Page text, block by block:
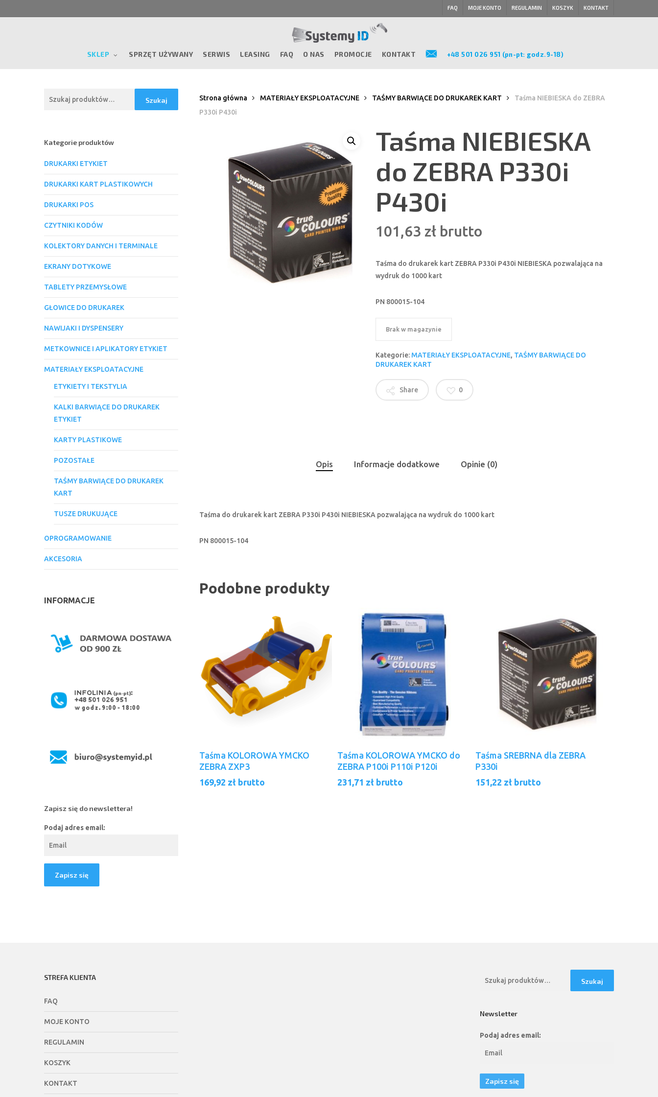
to
FAQ MOJE KONTO REGULAMIN KOSZYK KONTAKT
SKLEP SPRZĘT UŻYWANY SERWIS LEASING FAQ O NAS PROMOCJE KONTAKT +48 501 026 951 (pn-pt: godz.9-18)
Szukaj
Kategorie produktów
DRUKARKI ETYKIET
DRUKARKI KART PLASTIKOWYCH
DRUKARKI POS
CZYTNIKI KODÓW
KOLEKTORY DANYCH I TERMINALE
EKRANY DOTYKOWE
TABLETY PRZEMYSŁOWE
GŁOWICE DO DRUKAREK
NAWIJAKI I DYSPENSERY
METKOWNICE I APLIKATORY ETYKIET
MATERIAŁY EKSPLOATACYJNE
ETYKIETY I TEKSTYLIA
KALKI BARWIĄCE DO DRUKAREK
ETYKIET
KARTY PLASTIKOWE
POZOSTAŁE
TAŚMY BARWIĄCE DO DRUKAREK
KART
TUSZE DRUKUJĄCE
OPROGRAMOWANIE
AKCESORIA
INFORMACJE
Zapisz się do newslettera!
Podaj adres email:
Strona główna MATERIAŁY EKSPLOATACYJNE TAŚMY BARWIĄCE DO DRUKAREK KART
Taśma NIEBIESKA do ZEBRA
P330i P430i
Taśma NIEBIESKA
do ZEBRA P330i
P430i
101,63 zł brutto
Taśma do drukarek kart ZEBRA P330i P430i NIEBIESKA pozwalająca na
wydruk do 1000 kart
PN 800015-104
Brak w magazynie
Kategorie: MATERIAŁY EKSPLOATACYJNE, TAŚMY BARWIĄCE DO
DRUKAREK KART
Share 0
Opis Informacje dodatkowe Opinie (0)
Taśma do drukarek kart ZEBRA P330i P430i NIEBIESKA pozwalająca na wydruk do 1000 kart
PN 800015-104
Podobne produkty
Dodaj Do Koszyka
Taśma KOLOROWA YMCKO
ZEBRA ZXP3
169,92 zł brutto
Dowiedz Się Więcej
Taśma KOLOROWA YMCKO do
ZEBRA P100i P110i P120i
231,71 zł brutto
Dodaj Do Koszyka
Taśma SREBRNA dla ZEBRA
P330i
151,22 zł brutto
STREFA KLIENTA
FAQ
MOJE KONTO
REGULAMIN
KOSZYK
KONTAKT
Szukaj
Newsletter
Podaj adres email: